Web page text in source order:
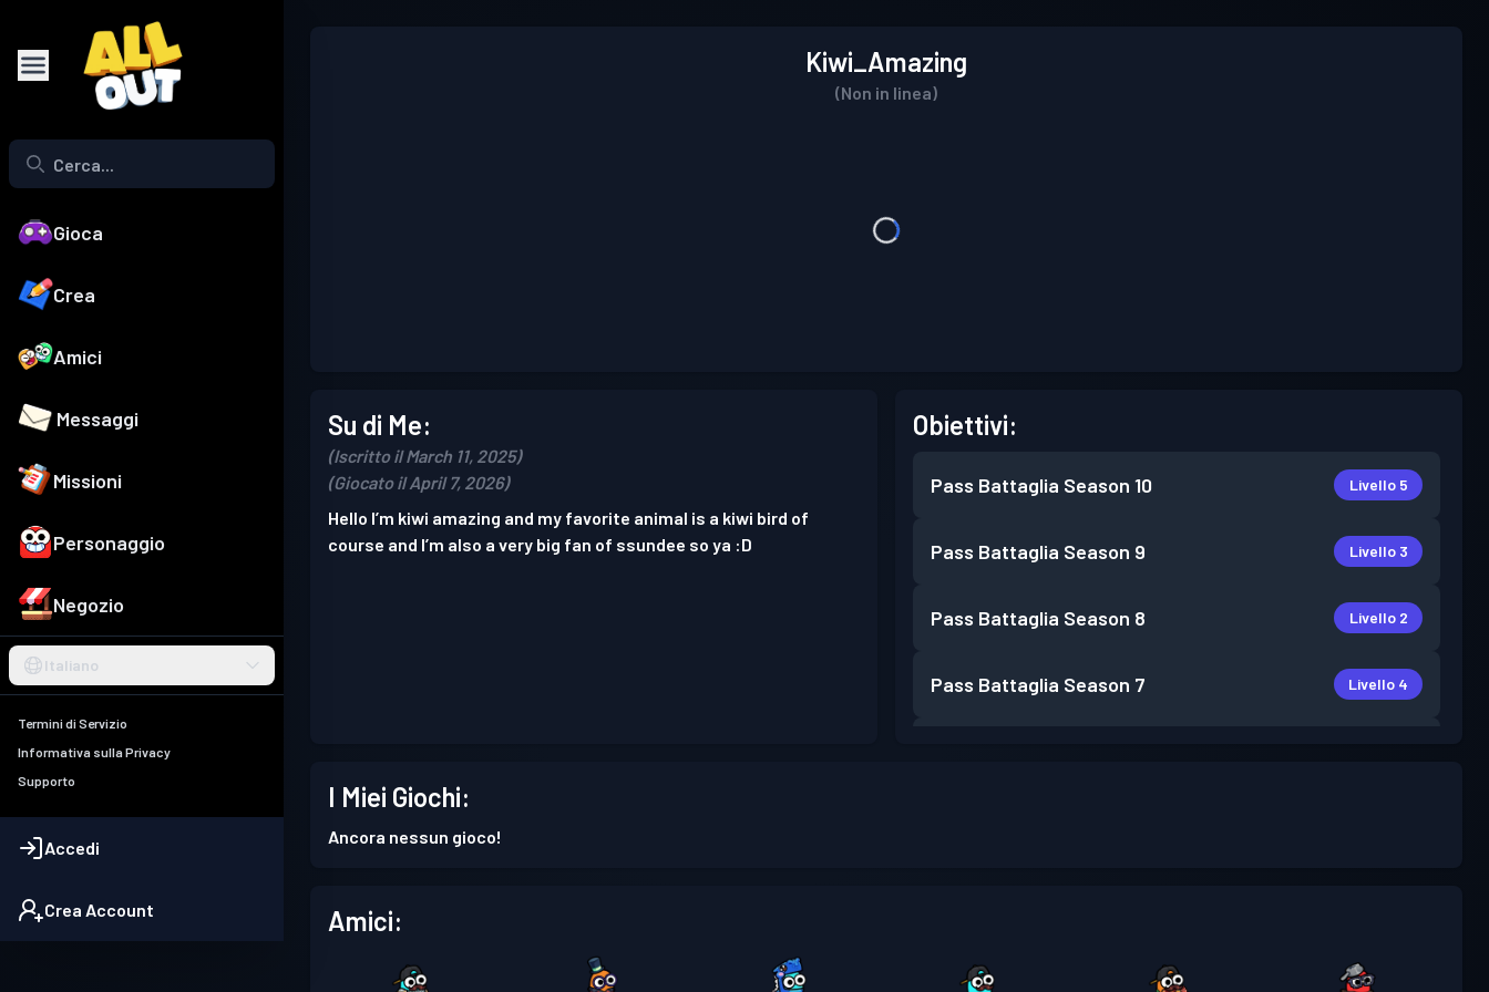
Gioca
Crea
Amici
Messaggi
Missioni
Personaggio
Negozio
Italiano
Termini di Servizio
Informativa sulla Privacy
Supporto
Accedi
Crea Account
Kiwi_Amazing
(Non in linea)
Su di Me:
(Iscritto il March 11, 2025)
(Giocato il April 7, 2026)
Hello I’m kiwi amazing and my favorite animal is a kiwi bird of
course and I’m also a very big fan of ssundee so ya :D
Obiettivi:
Pass Battaglia Season 10 Livello 5
Pass Battaglia Season 9 Livello 3
Pass Battaglia Season 8 Livello 2
Pass Battaglia Season 7 Livello 4
I Miei Giochi:
Ancora nessun gioco!
Amici: